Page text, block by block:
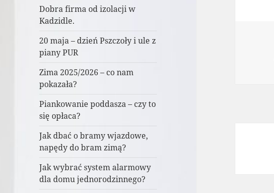
Dobra firma od izolacji w
Kadzidle.
20 maja – dzień Pszczoły i ule z
piany PUR
Zima 2025/2026 – co nam
pokazała?
Piankowanie poddasza – czy to
się opłaca?
Jak dbać o bramy wjazdowe,
napędy do bram zimą?
Jak wybrać system alarmowy
dla domu jednorodzinnego?